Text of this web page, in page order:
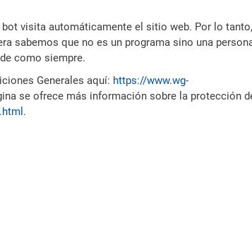
visita automáticamente el sitio web. Por lo
sabemos que no es un programa sino una
como siempre.
Generales aquí: https://www.wg-
se ofrece más información sobre la protección
.